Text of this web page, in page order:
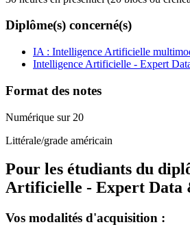
Diplôme(s) concerné(s)
IA : Intelligence Artificielle
Intelligence Artificielle - Expert
Format des notes
Numérique sur 20
Littérale/grade américain
Pour les étudiants du
Artificielle - Expert Data
Vos modalités d'acquisition :